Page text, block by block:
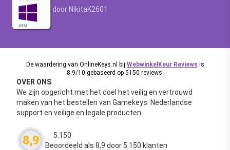
Waardering4.63
door NikitaK2601
De waardering van OnlineKeys.nl bij WebwinkelKeur Reviews is
8.9/10 gebaseerd op 5150 reviews.
OVER ONS
We zijn opgericht met het doel het veilig en vertrouwd
maken van het bestellen van Gamekeys. Nederlandse
support en veilige en legale producten.
8,9 Waardering
5.150
Beoordeeld als 8,9 door 5.150 klanten